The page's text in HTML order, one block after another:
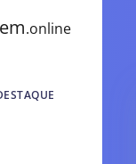
.online